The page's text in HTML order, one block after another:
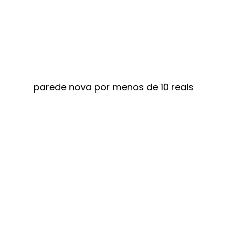
parede nova por menos de 10 reais